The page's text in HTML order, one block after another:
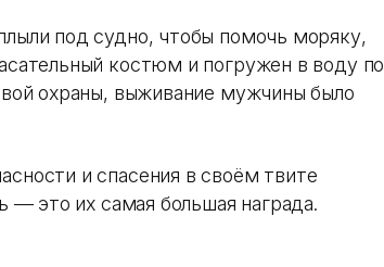
под судно, чтобы помочь моряку,
костюм и погружен в воду по
охраны, выживание мужчины было
и спасения в своём твите
— это их самая большая награда.